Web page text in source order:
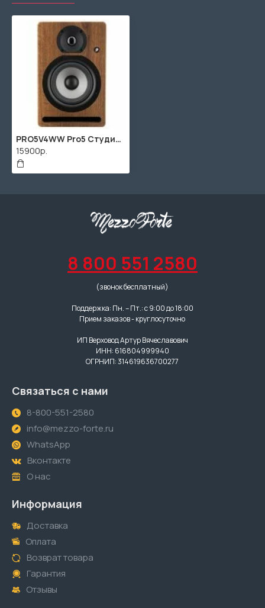
PRO5V4WW Pro5 Студийный монитор активный, 75Вт, орех, Prodipe
15900р.
8 800 551 2580
(звонок бесплатный)
Поддержка: Пн. – Пт.: с 9:00 до 18:00
Прием заказов - круглосуточно
ИП Верховод Артур Вячеславович
ИНН: 616804999940
ОГРНИП: 314619636700277
Связаться с нами
8-800-551-2580
info@mezzo-forte.ru
WhatsApp
Вконтакте
О нас
Информация
Доставка
Оплата
Возврат товара
Гарантия
Отзывы